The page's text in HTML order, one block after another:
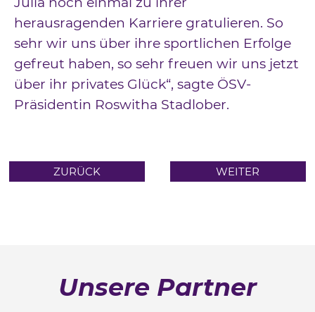
herausragenden Karriere gratulieren. So
sehr wir uns über ihre sportlichen Erfolge
gefreut haben, so sehr freuen wir uns jetzt
über ihr privates Glück“, sagte ÖSV-
Präsidentin Roswitha Stadlober.
ZURÜCK WEITER
Unsere Partner